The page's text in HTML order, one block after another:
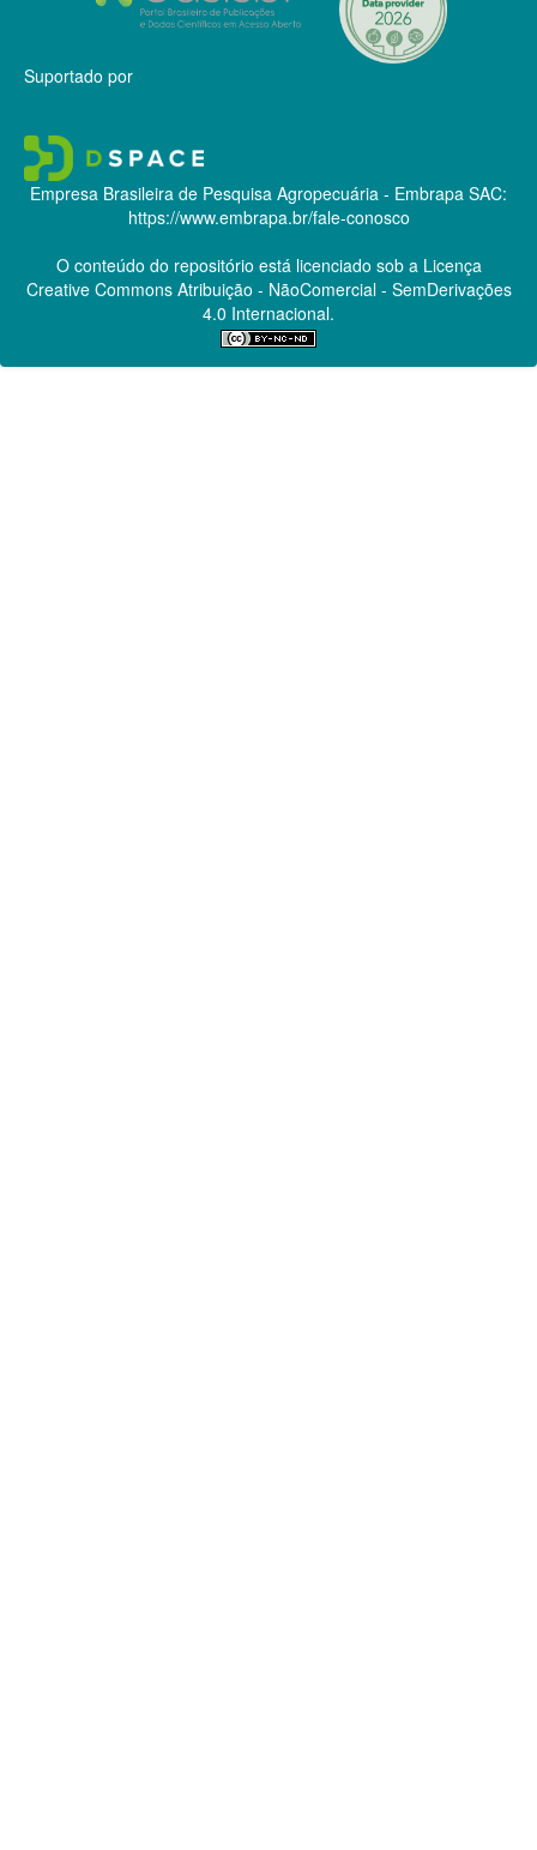
Suportado por
Empresa Brasileira de Pesquisa Agropecuária - Embrapa SAC:
https://www.embrapa.br/fale-conosco
O conteúdo do repositório está licenciado sob a Licença
Creative CommonsAtribuição - NãoComercial - SemDerivações
4.0 Internacional.